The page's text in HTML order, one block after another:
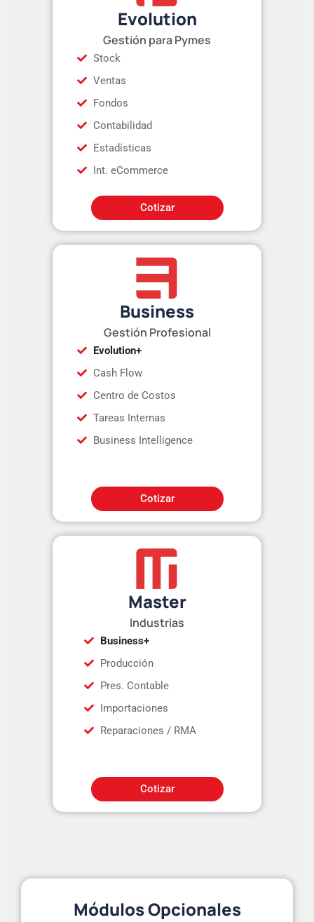
Evolution
Gestión para Pymes
Stock
Ventas
Fondos
Contabilidad
Estadísticas
Int. eCommerce
Cotizar
Business
Gestión Profesional
Evolution+
Cash Flow
Centro de Costos
Tareas Internas
Business Intelligence
Cotizar
Master
Industrias
Business+
Producción
Pres. Contable
Importaciones
Reparaciones / RMA
Cotizar
Módulos Opcionales